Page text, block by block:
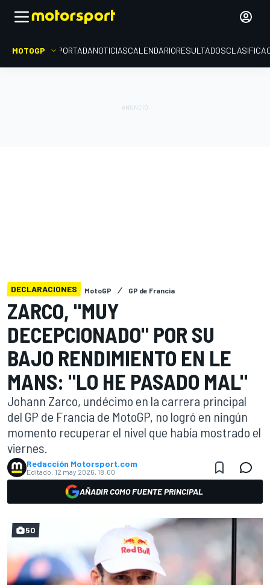
MOTOGP PORTADANOTICIASCALENDARIORESULTADOS
DECLARACIONES MotoGP GP de Francia
ZARCO, "MUY
DECEPCIONADO" POR SU
BAJO RENDIMIENTO EN LE
MANS: "LO HE PASADO MAL"
Johann Zarco, undécimo en la carrera principal
del GP de Francia de MotoGP, no logró en ningún
momento recuperar el nivel que había mostrado el
viernes.
Redacción Motorsport.com
Editado: 12 may 2026, 18:00
AÑADIR COMO FUENTE PRINCIPAL
50